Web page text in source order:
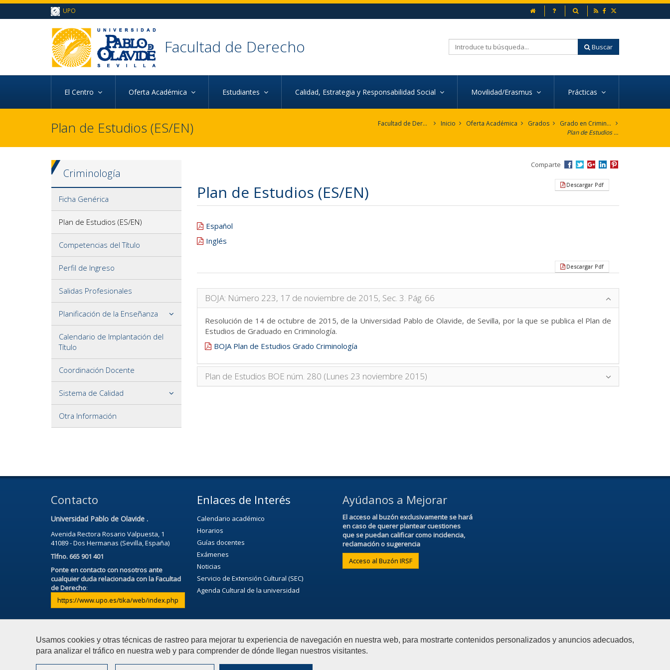
Usamos cookies y otras técnicas de rastreo para mejorar tu experiencia de navegación en nuestra web, para mostrarte contenidos personalizados y anuncios adecuados,
para analizar el tráfico en nuestra web y para comprender de dónde llegan nuestros visitantes.
Ir al contenido principal de la página (alt + s)
Ir a la cabecera de la página (alt + c)
Ir al pie de la página (alt + p)
Ir al menú principal (alt + u)
UPO Preguntas frecuentes
Buscador
Facultad de Derecho Buscar
El Centro Oferta Académica Estudiantes Calidad, Estrategia y Responsabilidad Social Movilidad/Erasmus Prácticas
Plan de Estudios (ES/EN) Facultad de Derecho Inicio Oferta Académica Grados
Grado en Criminología
Plan de Estudios (ES/EN)
Criminología
Ficha Genérica
Plan de Estudios (ES/EN)
Competencias del Título
Perfil de Ingreso
Salidas Profesionales
Planificación de la Enseñanza
Calendario de Implantación del
Título
Coordinación Docente
Sistema de Calidad
Otra Información
Comparte
Descargar Pdf
Plan de Estudios (ES/EN)
Español
Inglés
Descargar Pdf
BOJA: Número 223, 17 de noviembre de 2015, Sec. 3. Pág. 66
Resolución de 14 de octubre de 2015, de la Universidad Pablo de Olavide, de Sevilla, por la que se publica el Plan de
Estudios de Graduado en Criminología.
BOJA Plan de Estudios Grado Criminología
Plan de Estudios BOE núm. 280 (Lunes 23 noviembre 2015)
Contacto
Universidad Pablo de Olavide .
Avenida Rectora Rosario Valpuesta, 1
41089 - Dos Hermanas (Sevilla, España)
Tlfno. 665 901 401
Ponte en contacto con nosotros ante
cualquier duda relacionada con la Facultad
de Derecho:
https://www.upo.es/tika/web/index.php
Enlaces de Interés
Calendario académico
Horarios
Guías docentes
Exámenes
Noticias
Servicio de Extensión Cultural (SEC)
Agenda Cultural de la universidad
Ayúdanos a Mejorar
El acceso al buzón exclusivamente se hará
en caso de querer plantear cuestiones
que se puedan calificar como incidencia,
reclamación o sugerencia
Acceso al Buzón IRSF
© 2026 Universidad Pablo de Olavide - Facultad de Derecho Contactar | Aviso Legal